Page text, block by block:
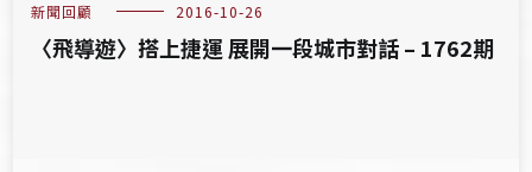
新聞回顧 2016-10-26
〈飛導遊〉搭上捷運 展開一段城市對話 – 1762期